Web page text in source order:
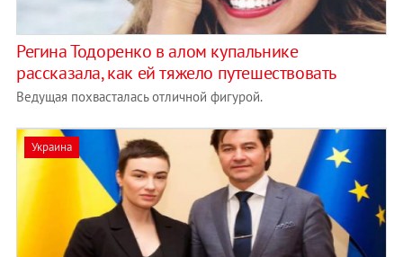
Регина Тодоренко в алом купальнике
рассказала, как ей тяжело путешествовать
Ведущая похвасталась отличной фигурой.
Украина